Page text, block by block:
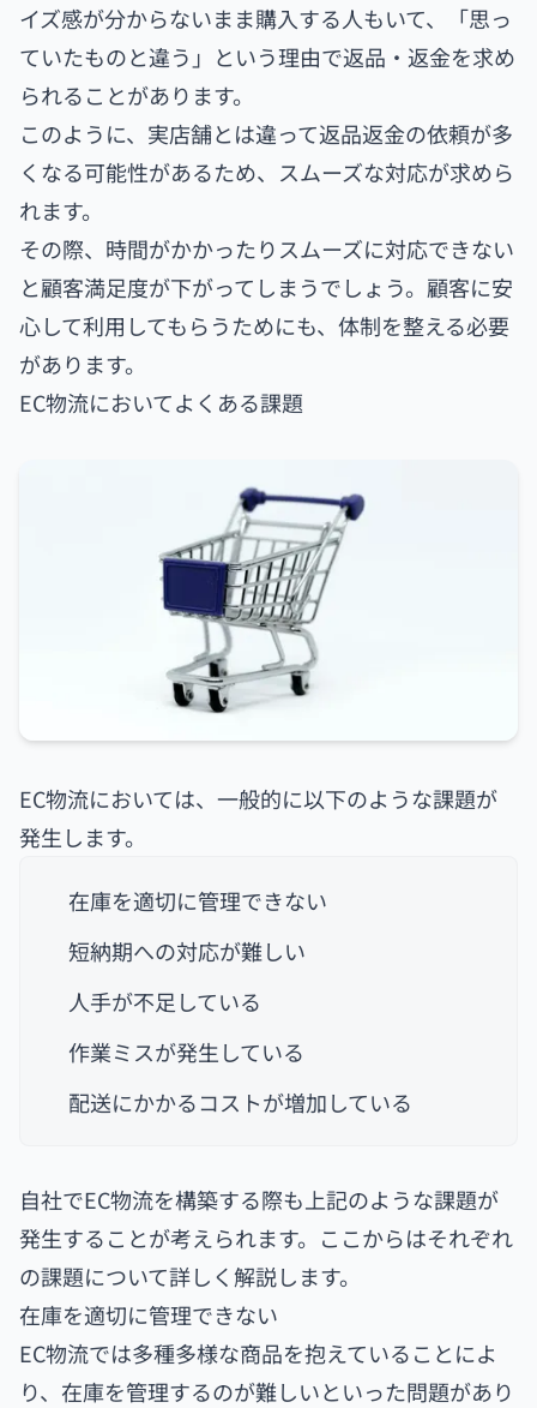
イズ感が分からないまま購入する人もいて、「思っ
ていたものと違う」という理由で返品・返金を求め
られることがあります。
このように、実店舗とは違って返品返金の依頼が多
くなる可能性があるため、スムーズな対応が求めら
れます。
その際、時間がかかったりスムーズに対応できない
と顧客満足度が下がってしまうでしょう。顧客に安
心して利用してもらうためにも、体制を整える必要
があります。
EC物流においてよくある課題
EC物流においては、一般的に以下のような課題が
発生します。
在庫を適切に管理できない
短納期への対応が難しい
人手が不足している
作業ミスが発生している
配送にかかるコストが増加している
自社でEC物流を構築する際も上記のような課題が
発生することが考えられます。ここからはそれぞれ
の課題について詳しく解説します。
在庫を適切に管理できない
EC物流では多種多様な商品を抱えていることによ
り、在庫を管理するのが難しいといった問題があり